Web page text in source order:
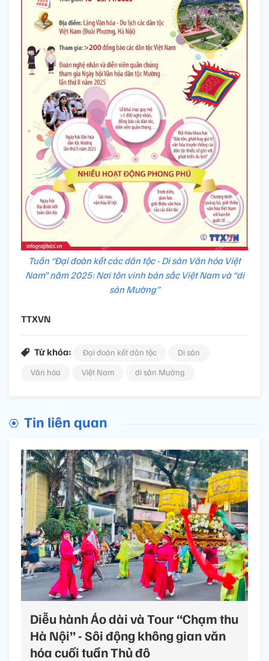
Tuần “Đại đoàn kết các dân tộc - Di sản Văn hóa Việt
Nam” năm 2025: Nơi tôn vinh bản sắc Việt Nam và “di
sản Mường”
TTXVN
Từ khóa: Đại đoàn kết dân tộc
Di sản
Văn hóa
Việt Nam di sản Mường
Tin liên quan
Diễu hành Áo dài và Tour “Chạm thu
Hà Nội” - Sôi động không gian văn
hóa cuối tuần Thủ đô